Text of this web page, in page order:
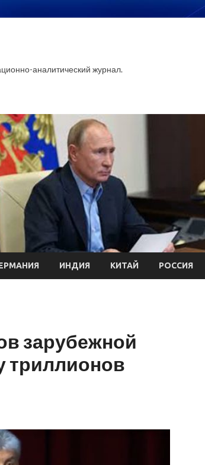
аналитический журнал.
ИНДИЯ КИТАЙ РОССИЯ
зарубежной
триллионов